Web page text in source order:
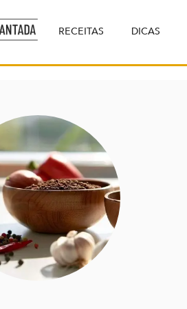
RECEITAS DICAS